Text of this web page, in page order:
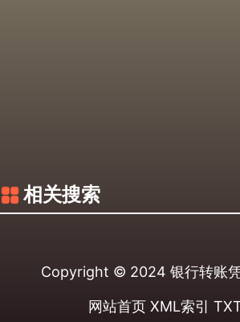
相关搜索
Copyright © 2024 银行转账
网站首页 XML索引